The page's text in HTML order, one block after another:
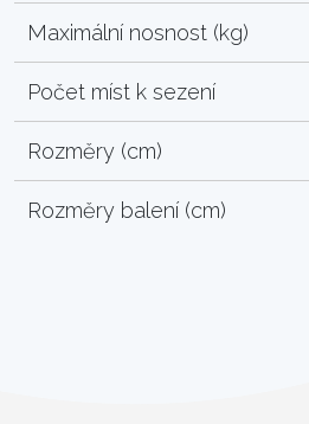
Maximální nosnost (kg)
Počet míst k sezení
Rozměry (cm)
Rozměry balení (cm)